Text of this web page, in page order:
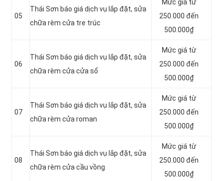
05
Thái Sơn báo giá dịch vụ lắp đặt, sửa
chữa rèm cửa tre trúc
Mức giá từ
250.000 đến
500.000₫
06
Thái Sơn báo giá dịch vụ lắp đặt, sửa
chữa rèm cửa cửa sổ
Mức giá từ
250.000 đến
500.000₫
07
Thái Sơn báo giá dịch vụ lắp đặt, sửa
chữa rèm cửa roman
Mức giá từ
250.000 đến
500.000₫
08
Thái Sơn báo giá dịch vụ lắp đặt, sửa
chữa rèm cửa cầu vồng
Mức giá từ
250.000 đến
500.000₫